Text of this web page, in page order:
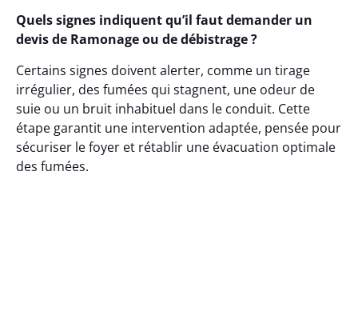
Quels signes indiquent qu’il faut demander un
devis de Ramonage ou de débistrage ?
Certains signes doivent alerter, comme un tirage
irrégulier, des fumées qui stagnent, une odeur de
suie ou un bruit inhabituel dans le conduit. Cette
étape garantit une intervention adaptée, pensée pour
sécuriser le foyer et rétablir une évacuation optimale
des fumées.